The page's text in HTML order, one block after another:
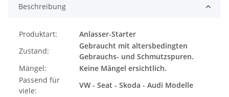
Beschreibung
Produktart:
Anlasser-Starter
Zustand:
Gebraucht mit altersbedingten
Gebrauchs- und Schmutzspuren.
Mängel:
Keine Mängel ersichtlich.
Passend für
viele:
VW - Seat - Skoda - Audi Modelle